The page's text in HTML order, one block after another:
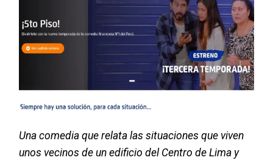
Una comedia que relata las situaciones que viven
unos vecinos de un edificio del Centro de Lima y